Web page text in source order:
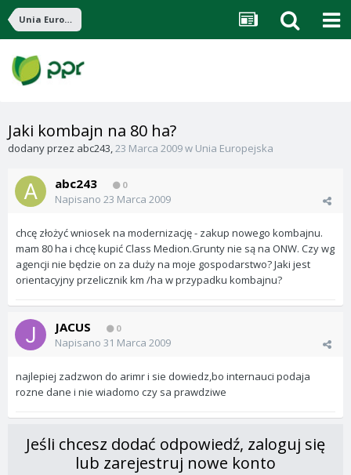
Unia Europejska
Jaki kombajn na 80 ha?
dodany przez abc243,23 Marca 2009w Unia Europejska
abc243 0
Napisano 23 Marca 2009
chcę złożyć wniosek na modernizację - zakup nowego kombajnu.
mam 80 ha i chcę kupić Class Medion.Grunty nie są na ONW. Czy wg
agencji nie będzie on za duży na moje gospodarstwo? Jaki jest
orientacyjny przelicznik km /ha w przypadku kombajnu?
JACUS 0
Napisano 31 Marca 2009
najlepiej zadzwon do arimr i sie dowiedz,bo internauci podaja
rozne dane i nie wiadomo czy sa prawdziwe
Jeśli chcesz dodać odpowiedź, zaloguj się
lub zarejestruj nowe konto